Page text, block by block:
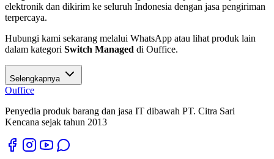
elektronik dan dikirim ke seluruh Indonesia dengan jasa pengiriman
terpercaya.
Hubungi kami sekarang melalui WhatsApp atau lihat produk lain
dalam kategori Switch Managed di Ouffice.
Selengkapnya
Ouffice
Penyedia produk barang dan jasa IT dibawah PT. Citra Sari
Kencana sejak tahun 2013